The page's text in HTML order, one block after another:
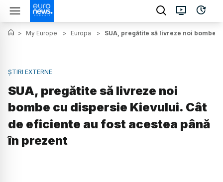
> My Europe > Europa > SUA, pregătite să livreze noi bombe
ȘTIRI EXTERNE
SUA, pregătite să livreze noi
bombe cu dispersie Kievului. Cât
de eficiente au fost acestea până
în prezent